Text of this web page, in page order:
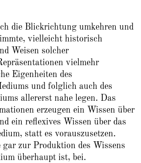
die Blickrichtung umkehren und
vielleicht historisch
Weisen solcher
vielmehr
Eigenheiten des
und folglich auch des
allererst nahe legen. Das
erzeugen ein Wissen über
ein reflexives Wissen über das
statt es vorauszusetzen.
zur Produktion des Wissens
überhaupt ist, bei.